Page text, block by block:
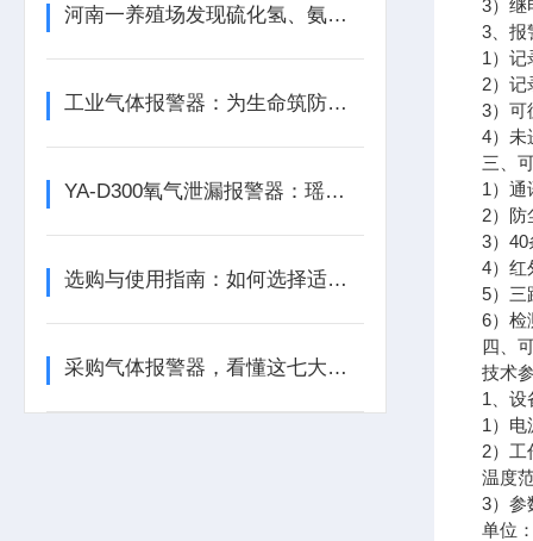
河南一养殖场发现硫化氢、氨气等有毒气体含量超标
工业气体报警器：为生命筑防线，为生产保安全
YA-D300氧气泄漏报警器：瑶安电子筑牢泄漏防护的工业安全防线
选购与使用指南：如何选择适合的气体泄漏报警器？
采购气体报警器，看懂这七大参数比价格更重要
3）继
3、报
1）记
2）记
3）可
4）未
三、
1）通
2）防
3）
4）红
5）三
6）检
四、
技术
1、设
1）电
2）工
温度
3）参
单位